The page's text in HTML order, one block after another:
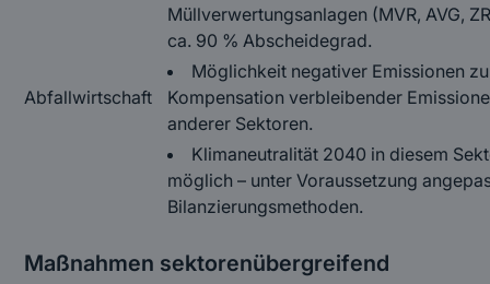
Abfallwirtschaft
Müllverwertungsanlagen (MVR, AVG,
ca. 90 % Abscheidegrad.
Möglichkeit negativer Emissionen
Kompensation verbleibender
anderer Sektoren.
Klimaneutralität 2040 in diesem
möglich – unter Voraussetzung
Bilanzierungsmethoden.
Maßnahmen sektorenübergreifend